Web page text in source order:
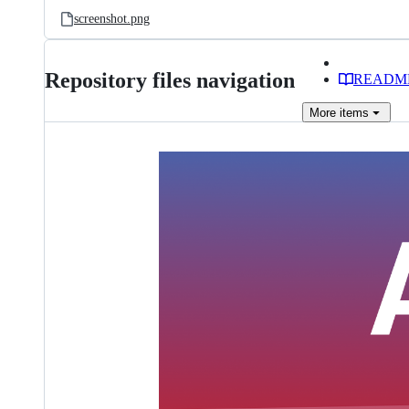
screenshot.png
Repository files navigation
More items